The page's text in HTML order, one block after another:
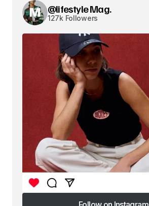
@lifestyle Mag.
127k Followers